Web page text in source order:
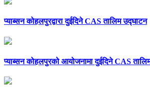
प्याब्सन कोहलपुरद्वारा दुईदिने CAS तालिम उद्घाटन
प्याब्सन कोहलपुरको आयोजनामा दुईदिने CAS